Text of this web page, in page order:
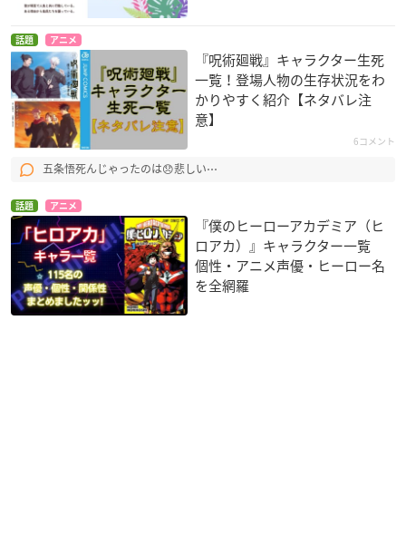
話題 アニメ
『呪術廻戦』キャラクター生死
一覧！登場人物の生存状況をわ
かりやすく紹介【ネタバレ注
意】
6コメント
五条悟死んじゃったのは😞悲しい⋯
話題 アニメ
『僕のヒーローアカデミア（ヒ
ロアカ）』キャラクター一覧
個性・アニメ声優・ヒーロー名
を全網羅